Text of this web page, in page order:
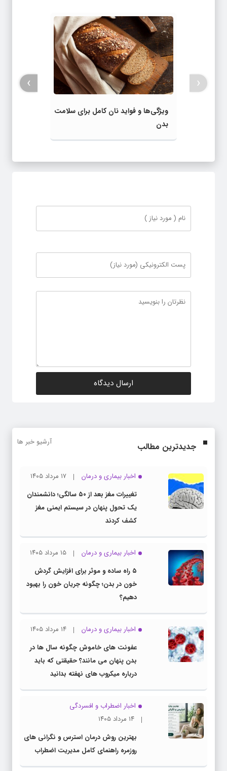
ویژگی‌ها و فواید نان کامل برای سلامت
بدن
‹
›
جدیدترین مطالب آرشیو خبر ها
اخبار بیماری و درمان
۱۷ مرداد ۱۴۰۵
تغییرات مغز بعد از ۵۰ سالگی؛ دانشمندان
یک تحول پنهان در سیستم ایمنی مغز
کشف کردند
اخبار بیماری و درمان
۱۵ مرداد ۱۴۰۵
۵ راه ساده و موثر برای افزایش گردش
خون در بدن؛ چگونه جریان خون را بهبود
دهیم؟
اخبار بیماری و درمان
۱۴ مرداد ۱۴۰۵
عفونت های خاموش چگونه سال ها در
بدن پنهان می مانند؟ حقیقتی که باید
درباره میکروب های نهفته بدانید
اخبار اضطراب و افسردگی
۱۴ مرداد ۱۴۰۵
بهترین روش درمان استرس و نگرانی های
روزمره راهنمای کامل مدیریت اضطراب